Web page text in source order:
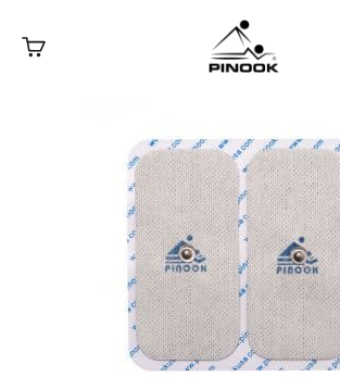
Pinook
פתח